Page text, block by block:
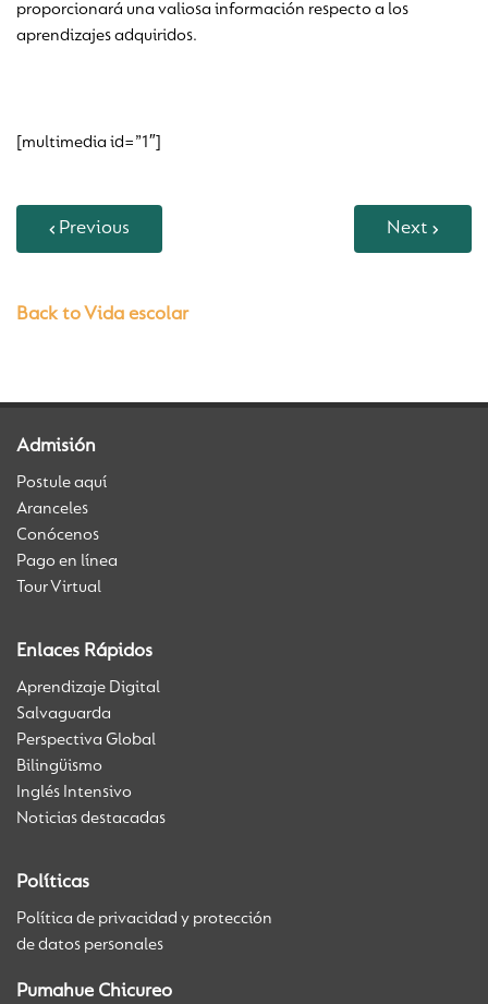
proporcionará una valiosa información respecto a los
aprendizajes adquiridos.
[multimedia id=”1″]
Previous Next
Back to Vida escolar
Admisión
Postule aquí
Aranceles
Conócenos
Pago en línea
Tour Virtual
Enlaces Rápidos
Aprendizaje Digital
Salvaguarda
Perspectiva Global
Bilingüismo
Inglés Intensivo
Noticias destacadas
Políticas
Política de privacidad y protección
de datos personales
Pumahue Chicureo